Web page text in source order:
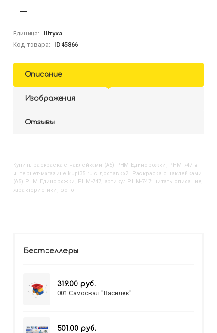
Единица:
Штука
Код товара:
ID45866
Описание
Изображения
Отзывы
Купить Раскраска с наклейками (А5) РНМ Единорожки, РНМ-747 в
интернет-магазине kupi35.ru с доставкой. Раскраска с наклейками
(А5) РНМ Единорожки, РНМ-747, артикул РНМ-747: читать описание,
характеристики, фото
Бестселлеры
319.00 руб.
001 Самосвал "Василек"
501.00 руб.